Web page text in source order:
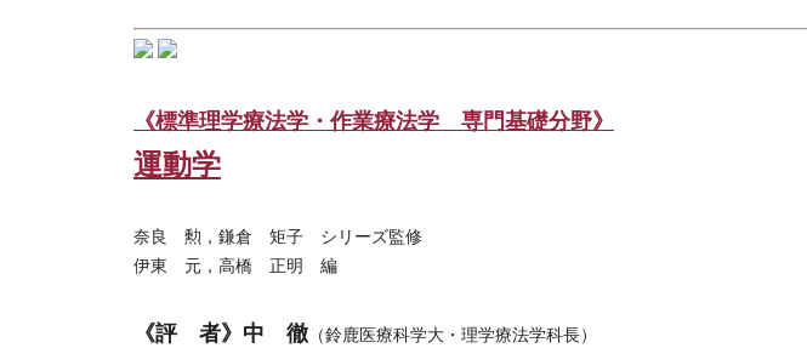
《標準理学療法学・作業療法学 専門基礎分野》
運動学
奈良 勲，鎌倉 矩子 シリーズ監修
伊東 元，高橋 正明 編
《評 者》中 徹 （鈴鹿医療科学大・理学療法学科長）